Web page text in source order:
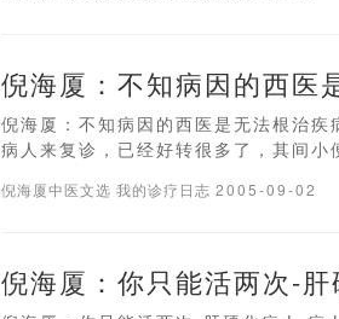
倪海厦：不知病因的西医
倪海厦：不知病因的西医是无法根治
病人来复诊，已经好转很多了，其间
倪海厦中医文选我的诊疗日志2005-09-02
倪海厦：你只能活两次-肝